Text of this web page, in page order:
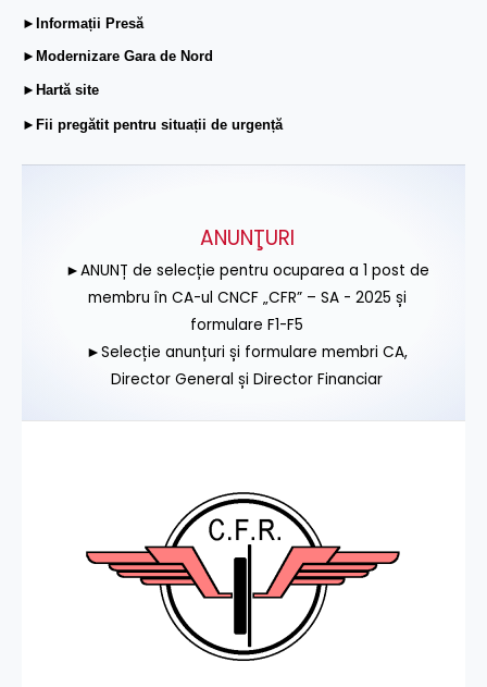
►Informații Presă
►Modernizare Gara de Nord
►Hartă site
►Fii pregătit pentru situații de urgență
ANUNŢURI
►ANUNȚ de selecție pentru ocuparea a 1 post de
membru în CA-ul CNCF „CFR” – SA - 2025 și
formulare F1-F5
►Selecție anunțuri și formulare membri CA,
Director General și Director Financiar